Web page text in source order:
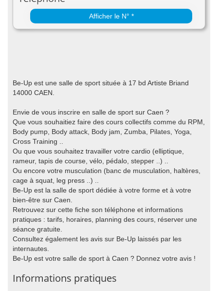
Afficher le N° *
Be-Up est une salle de sport située à 17 bd Artiste Briand
14000 CAEN.
Envie de vous inscrire en salle de sport sur Caen ?
Que vous souhaitiez faire des cours collectifs comme du RPM,
Body pump, Body attack, Body jam, Zumba, Pilates, Yoga,
Cross Training ..
Ou que vous souhaitez travailler votre cardio (elliptique,
rameur, tapis de course, vélo, pédalo, stepper ..) ..
Ou encore votre musculation (banc de musculation, haltères,
cage à squat, leg press ..) ..
Be-Up est la salle de sport dédiée à votre forme et à votre
bien-être sur Caen.
Retrouvez sur cette fiche son téléphone et informations
pratiques : tarifs, horaires, planning des cours, réserver une
séance gratuite.
Consultez également les avis sur Be-Up laissés par les
internautes.
Be-Up est votre salle de sport à Caen ? Donnez votre avis !
Informations pratiques